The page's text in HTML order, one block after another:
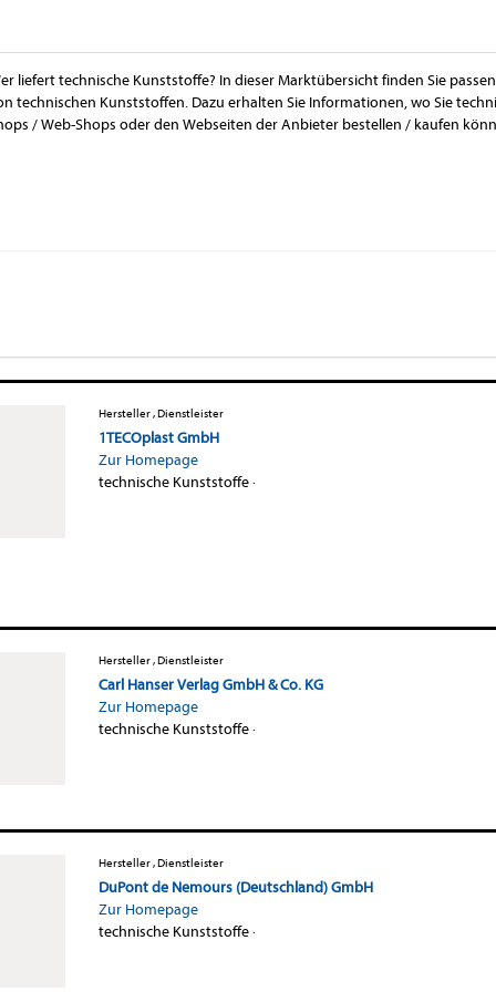
liefert technische Kunststoffe? In dieser Marktübersicht finden Sie
technischen Kunststoffen. Dazu erhalten Sie Informationen, wo Sie
/ Web-Shops oder den Webseiten der Anbieter bestellen / kaufen
Hersteller , Dienstleister
1TECOplast GmbH
Zur Homepage
technische Kunststoffe·
Hersteller , Dienstleister
Carl Hanser Verlag GmbH & Co. KG
Zur Homepage
technische Kunststoffe·
Hersteller , Dienstleister
DuPont de Nemours (Deutschland) GmbH
Zur Homepage
technische Kunststoffe·